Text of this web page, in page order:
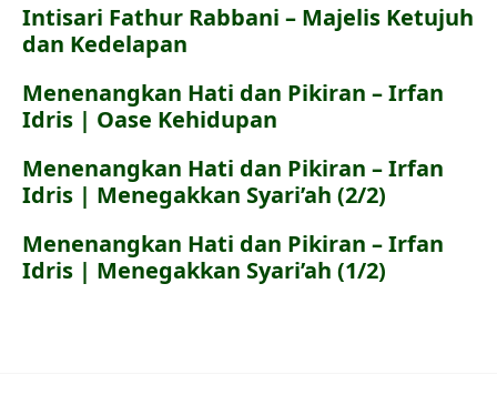
Intisari Fathur Rabbani – Majelis Ketujuh
dan Kedelapan
Menenangkan Hati dan Pikiran – Irfan
Idris | Oase Kehidupan
Menenangkan Hati dan Pikiran – Irfan
Idris | Menegakkan Syari’ah (2/2)
Menenangkan Hati dan Pikiran – Irfan
Idris | Menegakkan Syari’ah (1/2)